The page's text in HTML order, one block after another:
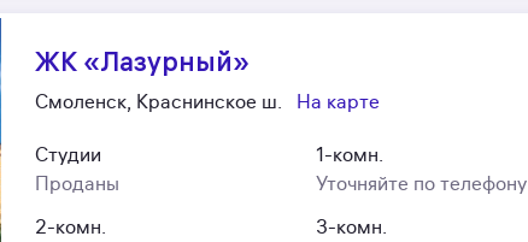
ЖК «Лазурный»
Смоленск, Краснинское ш. На карте
Студии
Проданы
1-комн.
Уточняйте по телефону
2-комн.
3-комн.